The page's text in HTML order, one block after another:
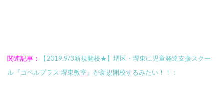
関連記事：
【2019.9/3新規開校★】堺区・堺東に児童発達支援スクー
ル『コペルプラス 堺東教室』が新規開校するみたい！！：